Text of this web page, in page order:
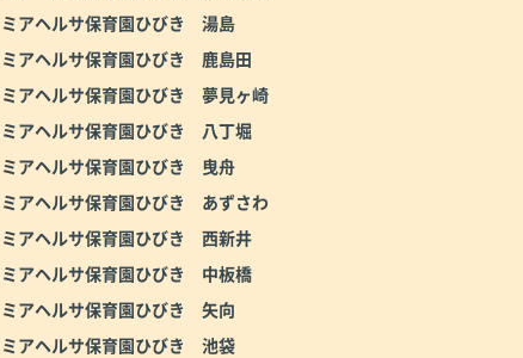
ミアヘルサ保育園ひびき 湯島
ミアヘルサ保育園ひびき 鹿島田
ミアヘルサ保育園ひびき 夢見ヶ崎
ミアヘルサ保育園ひびき 八丁堀
ミアヘルサ保育園ひびき 曳舟
ミアヘルサ保育園ひびき あずさわ
ミアヘルサ保育園ひびき 西新井
ミアヘルサ保育園ひびき 中板橋
ミアヘルサ保育園ひびき 矢向
ミアヘルサ保育園ひびき 池袋